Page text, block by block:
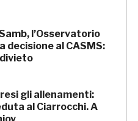
l’Osservatorio
decisione al CASMS:
gli allenamenti:
al Ciarrocchi. A